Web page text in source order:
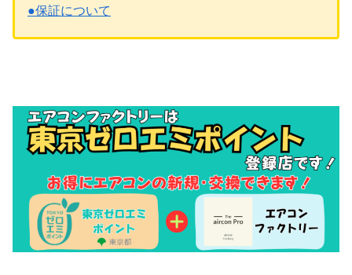
●保証について